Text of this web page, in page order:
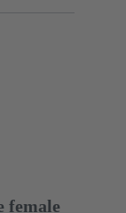
female